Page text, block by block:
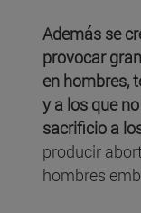
Además se
provocar
en hombres,
y a los que
sacrificio a
producir
hombres